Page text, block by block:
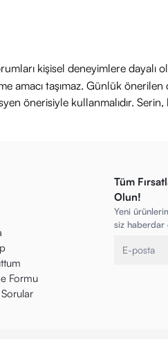
kişisel deneyimlere dayalı
amacı taşımaz. Günlük önerilen
önerisiyle kullanmalıdır.
Formu
Sorular
Tüm
Olun!
Yeni
siz haberdar